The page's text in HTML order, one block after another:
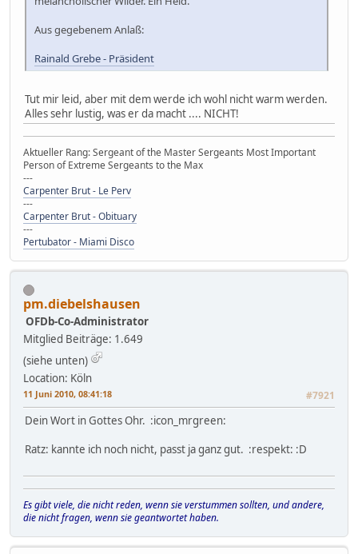
Aus gegebenem Anlaß:
Rainald Grebe - Präsident
Tut mir leid, aber mit dem werde ich wohl nicht warm werden.
Alles sehr lustig, was er da macht .... NICHT!
Aktueller Rang: Sergeant of the Master Sergeants Most Important
Person of Extreme Sergeants to the Max
---
Carpenter Brut - Le Perv
---
Carpenter Brut - Obituary
---
Pertubator - Miami Disco
pm.diebelshausen
OFDb-Co-Administrator
Mitglied Beiträge: 1.649
(siehe unten)
Location: Köln
11 Juni 2010, 08:41:18 #7921
Dein Wort in Gottes Ohr. :icon_mrgreen:
Ratz: kannte ich noch nicht, passt ja ganz gut. :respekt: :D
Es gibt viele, die nicht reden, wenn sie verstummen sollten, und andere,
die nicht fragen, wenn sie geantwortet haben.